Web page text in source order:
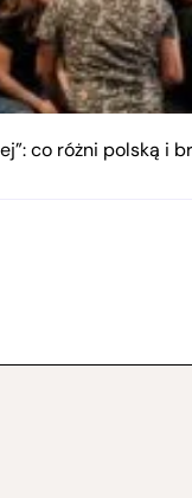
co różni polską i